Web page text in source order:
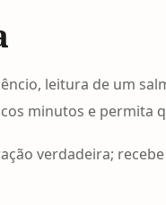
leitura de um
minutos e permita
verdadeira;